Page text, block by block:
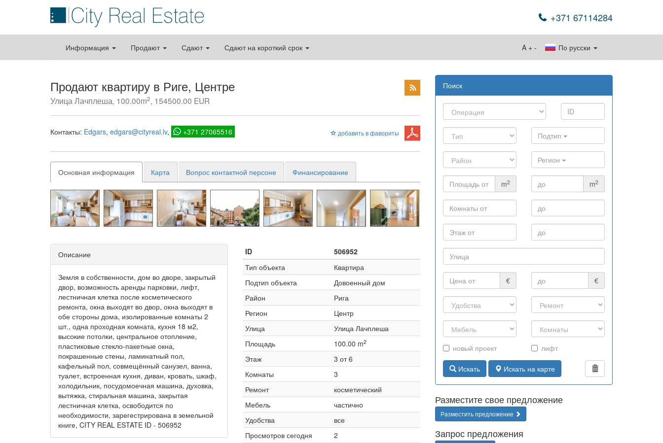
+371 67114284
Информация Продают Сдают Сдают на короткий срок По русски
A + -
Продают квартиру в Риге, Центре
Улица Лачплеша, 100.00m2, 154500.00 EUR
добавить в фавориты
Контакты: Edgars edgars@cityreal.lv +371 27065516
Основная информация Карта Вопрос контактной персоне Финансирование
Описание
Земля в собственности, дом во дворе, закрытый
двор, возможность аренды парковки, лифт,
лестничная клетка после косметического
ремонта, окна выходят во двор, окна выходят в
обе стороны дома, изолированные комнаты 2
шт., одна проходная комната, кухня 18 м2,
высокие потолки, центральное отопление,
пластиковые стекло-пакетные окна,
покрашенные стены, ламинатный пол,
кафельный пол, совмещённый санузел, ванна,
туалет, встроенная кухня, диван, кровать, шкаф,
холодильник, посудомоечная машина, духовка,
вытяжка, стиральная машина, закрытая
лестничная клетка, освободится по
необходимости, зарегестрирована в земельной
книге, CITY REAL ESTATE ID - 506952
ID
506952
Тип объекта
Квартира
Подтип объекта
Довоенный дом
Район
Рига
Регион
Центр
Улица
Улица Лачплеша
Площадь
100.00 m2
Этаж
3 от 6
Комнаты
3
Ремонт
косметический
Мебель
частично
Удобства
все
Просмотров сегодня
2
Поиск
Подтип
Регион
m2 m2
€ €
новый проект лифт
Искать Искать на карте
Разместите свое предложение
Разместить предложение
Запрос предложения